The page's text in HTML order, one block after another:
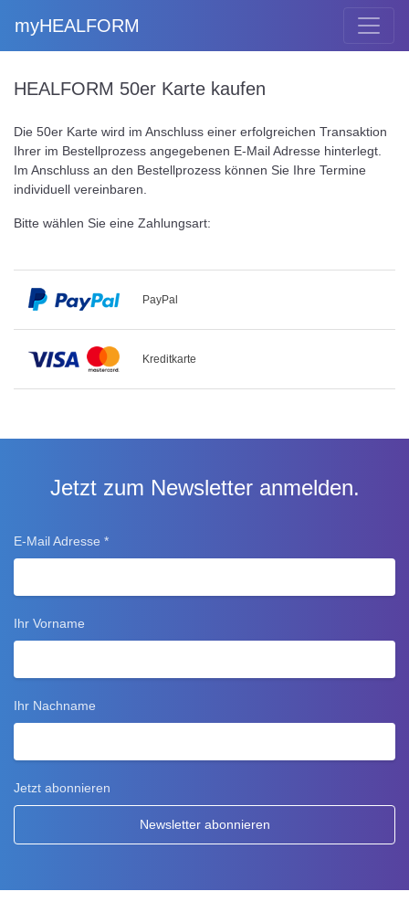
myHEALFORM
HEALFORM 50er Karte kaufen
Die 50er Karte wird im Anschluss einer erfolgreichen Transaktion
Ihrer im Bestellprozess angegebenen E-Mail Adresse hinterlegt.
Im Anschluss an den Bestellprozess können Sie Ihre Termine
individuell vereinbaren.
Bitte wählen Sie eine Zahlungsart:
Jetzt zum Newsletter anmelden.
E-Mail Adresse *
Ihr Vorname
Ihr Nachname
Jetzt abonnieren